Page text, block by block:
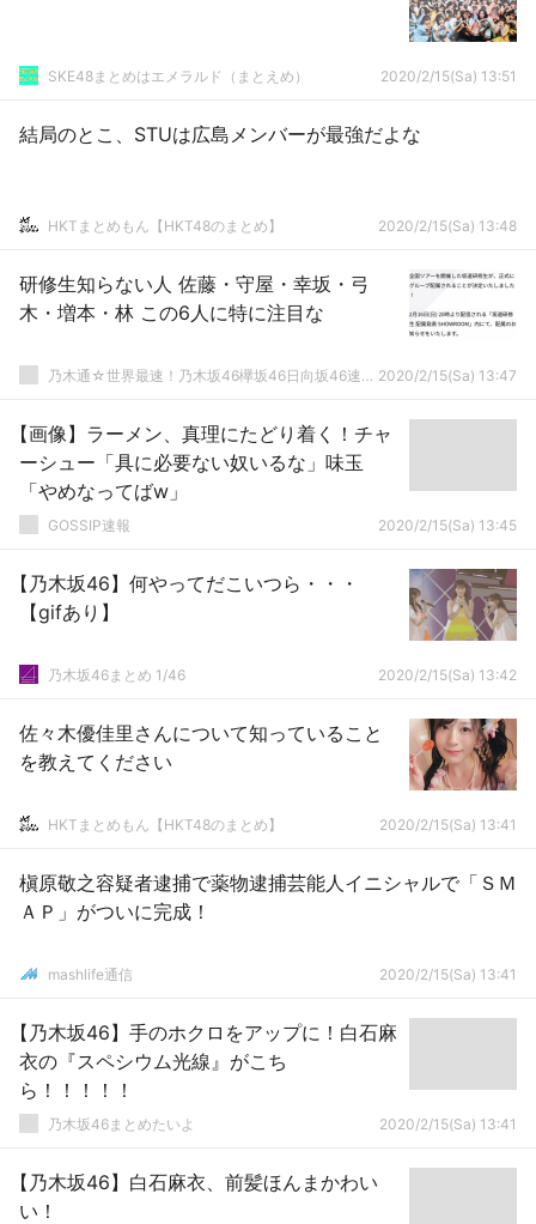
SKE48まとめはエメラルド（まとえめ） 2020/2/15(Sa) 13:51
結局のとこ、STUは広島メンバーが最強だよな
HKTまとめもん【HKT48のまとめ】 2020/2/15(Sa) 13:48
研修生知らない人 佐藤・守屋・幸坂・弓
木・増本・林 この6人に特に注目な
乃木通☆世界最速！乃木坂46欅坂46日向坂46速報まとめ 2020/2/15(Sa) 13:47
【画像】ラーメン、真理にたどり着く！チャ
ーシュー「具に必要ない奴いるな」味玉
「やめなってばw」
GOSSIP速報 2020/2/15(Sa) 13:45
【乃木坂46】何やってだこいつら・・・
【gifあり】
乃木坂46まとめ 1/46 2020/2/15(Sa) 13:42
佐々木優佳里さんについて知っていること
を教えてください
HKTまとめもん【HKT48のまとめ】 2020/2/15(Sa) 13:41
槇原敬之容疑者逮捕で薬物逮捕芸能人イニシャルで「ＳＭ
ＡＰ」がついに完成！
mashlife通信 2020/2/15(Sa) 13:41
【乃木坂46】手のホクロをアップに！白石麻
衣の『スペシウム光線』がこち
ら！！！！！
乃木坂46まとめたいよ 2020/2/15(Sa) 13:41
【乃木坂46】白石麻衣、前髪ほんまかわい
い！